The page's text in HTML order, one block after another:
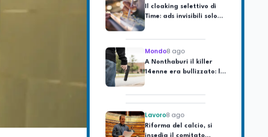
Time: ads invisibili solo
per i chatbot AI
A Nonthaburi il killer
14enne era bullizzato: la
CZ-75 era del nonno
Riforma del calcio, si
insedia il comitato
ristretto al Senato. La